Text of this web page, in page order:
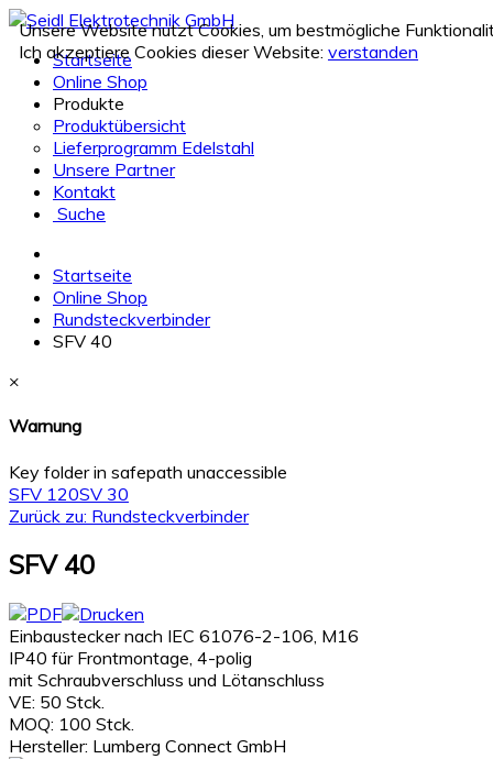
Startseite
Online Shop
Produkte
Produktübersicht
Lieferprogramm Edelstahl
Unsere Partner
Kontakt
Suche
Startseite
Online Shop
Rundsteckverbinder
SFV 40
×
Warnung
Key folder in safepath unaccessible
SFV 120SV 30
Zurück zu: Rundsteckverbinder
SFV 40
Einbaustecker nach IEC 61076-2-106, M16
IP40 für Frontmontage, 4-polig
mit Schraubverschluss und Lötanschluss
VE: 50 Stck.
MOQ: 100 Stck.
Hersteller: Lumberg Connect GmbH
Unsere Website nutzt Cookies, um bestmögliche
Ich akzeptiere Cookies dieser Website: verstanden